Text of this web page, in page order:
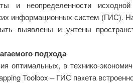
и неопределенности
информационных систем (ГИС).
выявлены и учтены
подхода
оптимальных, в технико-
Toolbox – ГИС пакета